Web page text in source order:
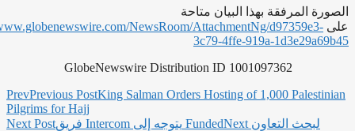
الصورة المرفقة بهذا البيان متاحة
على NewsRoom/AttachmentNg/d97359e3-
3c79-4ffe-919a-1d3e29a69b45
GlobeNewswire Distribution ID 1001097362
PrevPrevious PostKing Salman Orders Hosting of 1,000 Palestinian
Pilgrims for Hajj
Next Postفريق Intercom يتوجه إلى FundedNext لبحث التعاون